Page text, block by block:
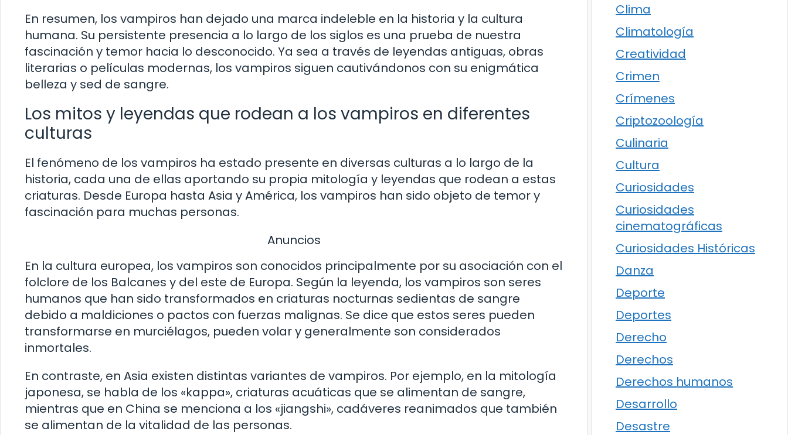
En resumen, los vampiros han dejado una marca indeleble en la historia y la cultura
humana. Su persistente presencia a lo largo de los siglos es una prueba de nuestra
fascinación y temor hacia lo desconocido. Ya sea a través de leyendas antiguas, obras
literarias o películas modernas, los vampiros siguen cautivándonos con su enigmática
belleza y sed de sangre.
Los mitos y leyendas que rodean a los vampiros en diferentes
culturas
El fenómeno de los vampiros ha estado presente en diversas culturas a lo largo de la
historia, cada una de ellas aportando su propia mitología y leyendas que rodean a estas
criaturas. Desde Europa hasta Asia y América, los vampiros han sido objeto de temor y
fascinación para muchas personas.
Anuncios
En la cultura europea, los vampiros son conocidos principalmente por su asociación con el
folclore de los Balcanes y del este de Europa. Según la leyenda, los vampiros son seres
humanos que han sido transformados en criaturas nocturnas sedientas de sangre
debido a maldiciones o pactos con fuerzas malignas. Se dice que estos seres pueden
transformarse en murciélagos, pueden volar y generalmente son considerados
inmortales.
En contraste, en Asia existen distintas variantes de vampiros. Por ejemplo, en la mitología
japonesa, se habla de los «kappa», criaturas acuáticas que se alimentan de sangre,
mientras que en China se menciona a los «jiangshi», cadáveres reanimados que también
se alimentan de la vitalidad de las personas.
Clima
Climatología
Creatividad
Crimen
Crímenes
Criptozoología
Culinaria
Cultura
Curiosidades
Curiosidades
cinematográficas
Curiosidades Históricas
Danza
Deporte
Deportes
Derecho
Derechos
Derechos humanos
Desarrollo
Desastre